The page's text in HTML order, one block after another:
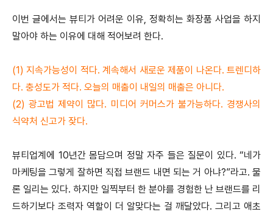
이번 글에서는 뷰티가 어려운 이유, 정확히는 화장품 사업을 하지
말아야 하는 이유에 대해 적어보려 한다.
(1) 지속가능성이 적다. 계속해서 새로운 제품이 나온다. 트렌디하
다. 충성도가 적다. 오늘의 매출이 내일의 매출은 아니다.
(2) 광고법 제약이 많다. 미디어 커머스가 불가능하다. 경쟁사의
식약처 신고가 잦다.
뷰티업계에 10년간 몸담으며 정말 자주 들은 질문이 있다. “네가
마케팅을 그렇게 잘하면 직접 브랜드 내면 되는 거 아냐?”라고. 물
론 일리는 있다. 하지만 일찍부터 한 분야를 경험한 난 브랜드를 리
드하기보다 조력자 역할이 더 알맞다는 걸 깨달았다. 그리고 애초